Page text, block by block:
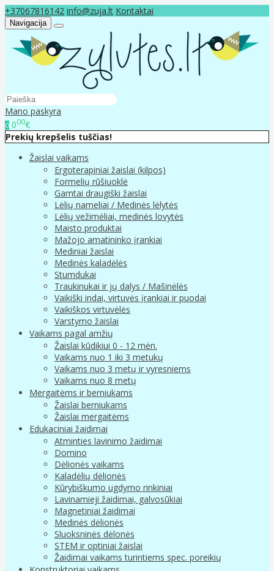
+37067816142 info@zuja.lt Kontaktai
Navigacija
Mano paskyra
0 000€
Prekių krepšelis tuščias!
Žaislai vaikams
Ergoterapiniai žaislai (kilpos)
Formelių rūšiuoklė
Gamtai draugiški žaislai
Lėlių nameliai / Medinės lėlytės
Lėlių vežimėliai, medinės lovytės
Maisto produktai
Mažojo amatininko įrankiai
Mediniai žaislai
Medinės kaladėlės
Stumdukai
Traukinukai ir jų dalys / Mašinėlės
Vaikiški indai, virtuvės įrankiai ir puodai
Vaikiškos virtuvėlės
Varstymo žaislai
Vaikams pagal amžių
Žaislai kūdikiui 0 - 12 mėn.
Vaikams nuo 1 iki 3 metukų
Vaikams nuo 3 metų ir vyresniems
Vaikams nuo 8 metų
Mergaitėms ir berniukams
Žaislai berniukams
Žaislai mergaitėms
Edukaciniai žaidimai
Atminties lavinimo žaidimai
Domino
Dėlionės vaikams
Kaladėlių dėlionės
Kūrybiškumo ugdymo rinkiniai
Lavinamieji žaidimai, galvosūkiai
Magnetiniai žaidimai
Medinės dėlionės
Sluoksninės dėlonės
STEM ir optiniai žaislai
Žaidimai vaikams turintiems spec. poreikių